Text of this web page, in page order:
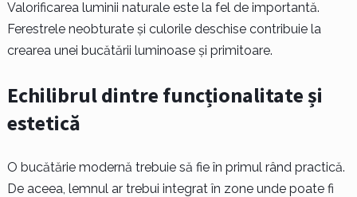
Valorificarea luminii naturale este la fel de importantă.
Ferestrele neobturate și culorile deschise contribuie la
crearea unei bucătării luminoase și primitoare.
Echilibrul dintre funcționalitate și
estetică
O bucătărie modernă trebuie să fie în primul rând practică.
De aceea, lemnul ar trebui integrat în zone unde poate fi